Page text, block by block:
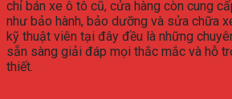
chỉ bán xe ô tô cũ, cửa hàng còn cung
như bảo hành, bảo dưỡng và sửa chữa
kỹ thuật viên tại đây đều là những
sẵn sàng giải đáp mọi thắc mắc và hỗ
thiết.